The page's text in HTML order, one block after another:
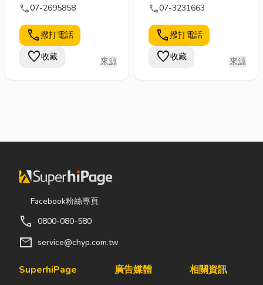
call07-2695858
call撥打電話
favorite收藏 來源
call07-3231663
call撥打電話
favorite收藏 來源
Facebook粉絲專頁
call 0800-080-580
mail service@chyp.com.tw
SuperhiPage 廣告媒體 相關資訊